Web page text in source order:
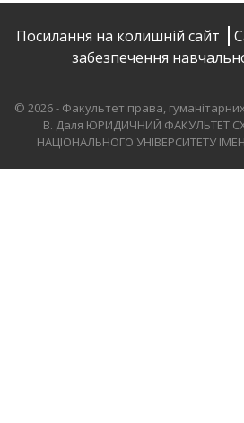
Посилання на колишній сайт
забезпечення
© 2026 - Факультет права,
В. Даля ЮРИДИЧНИЙ ФАКУЛЬТЕТ
НАЦІОНАЛЬНОГО УНІВЕРСИТЕТУ